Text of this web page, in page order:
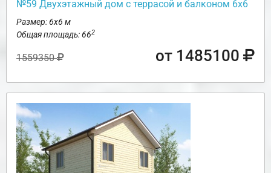
№59 Двухэтажный дом с террасой и балконом 6х6
Размер: 6х6 м
Общая площадь: 662
1559350 от 1485100